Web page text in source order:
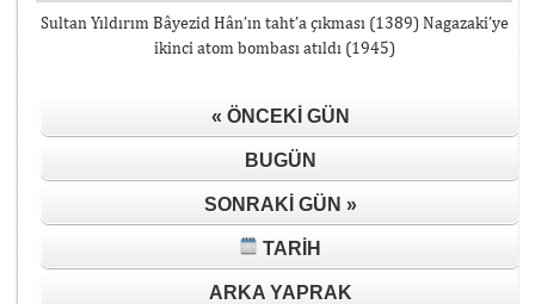
Sultan Yıldırım Bâyezid Hân’ın taht’a çıkması (1389) Nagazaki’ye
ikinci atom bombası atıldı (1945)
« ÖNCEKI GÜN
BUGÜN
SONRAKI GÜN »
TARIH
ARKA YAPRAK